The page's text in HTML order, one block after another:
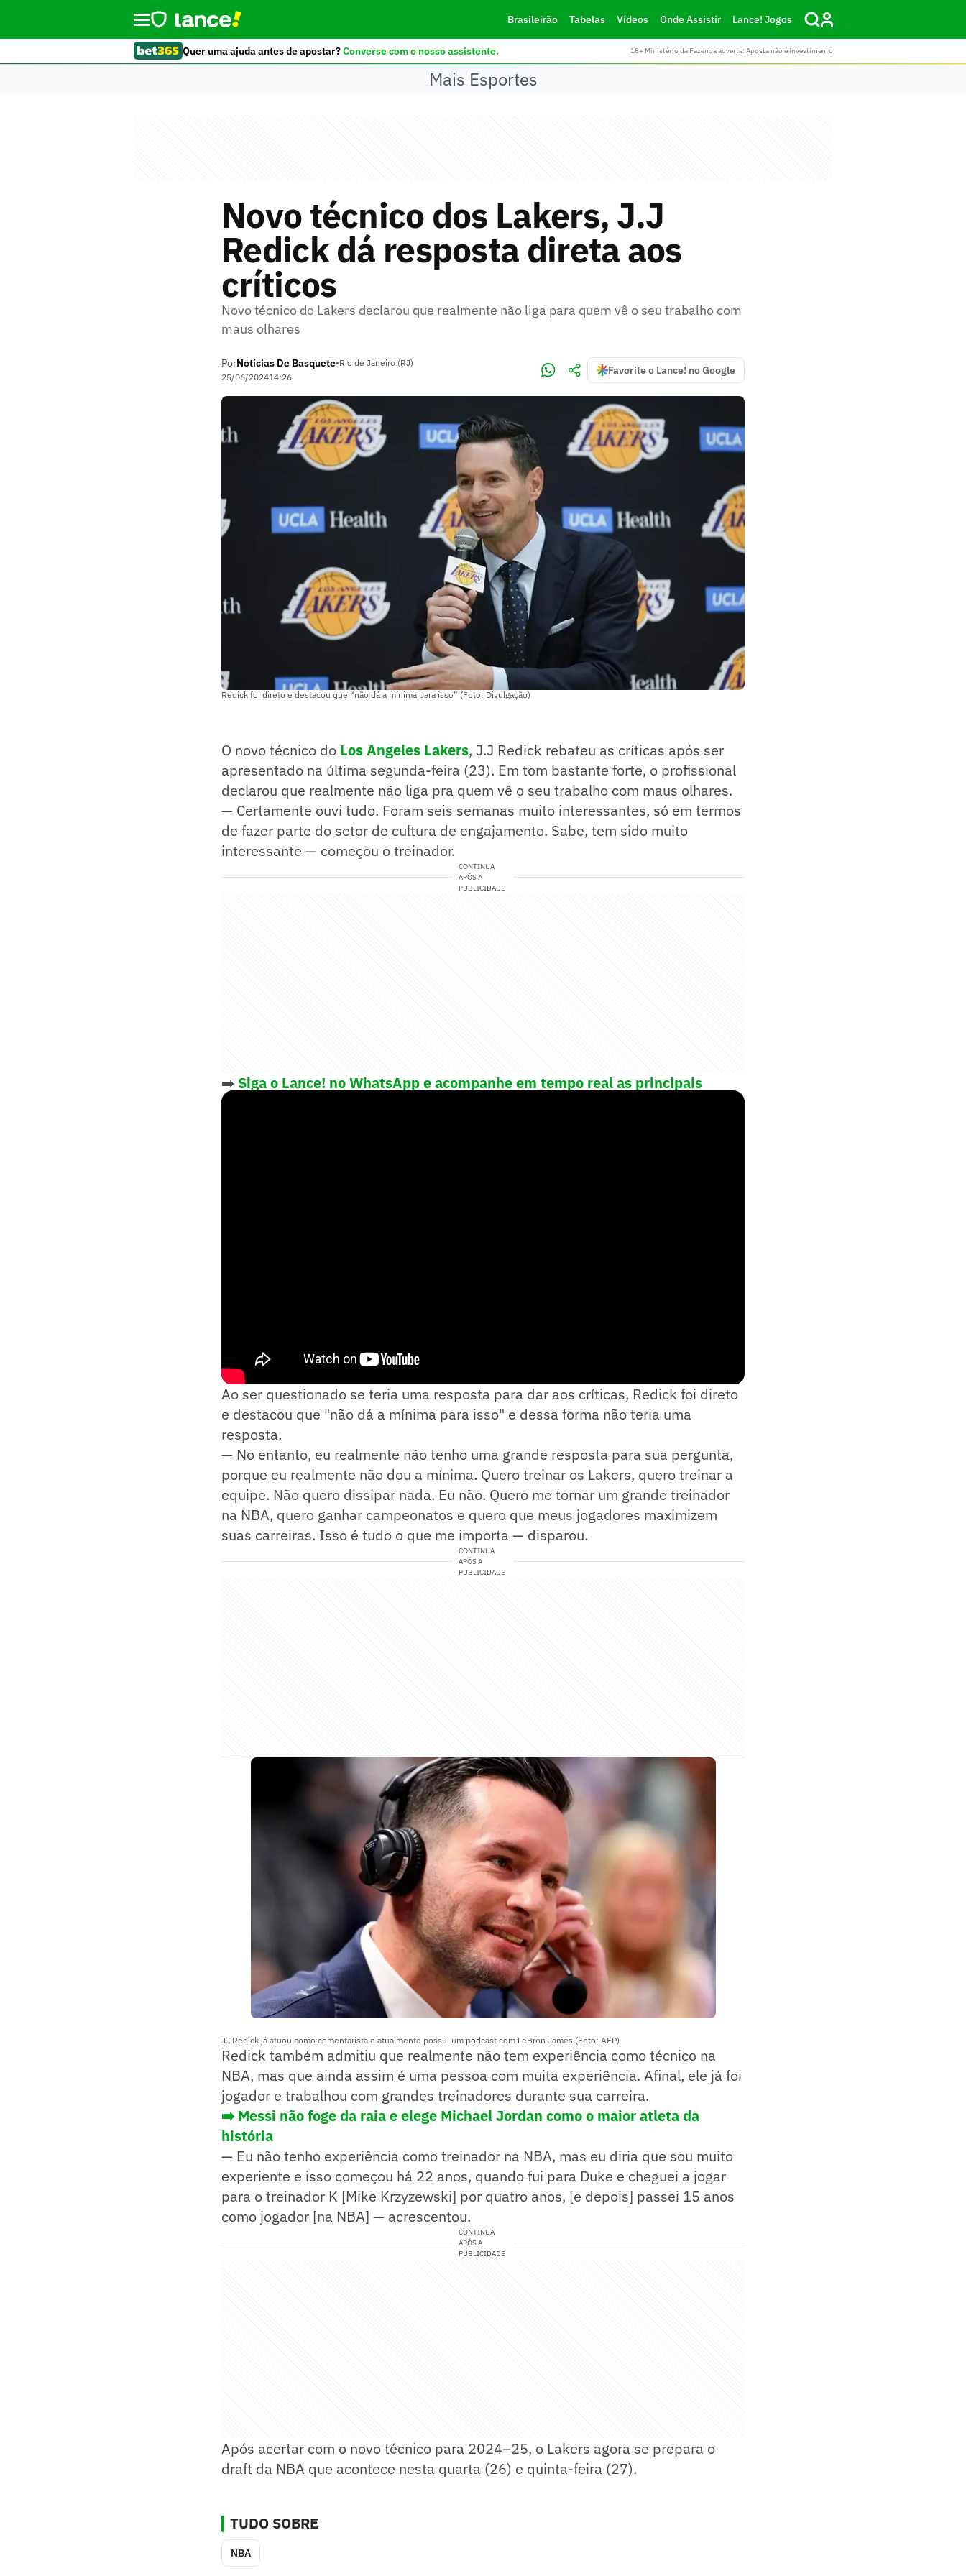
Brasileirão Tabelas Vídeos Onde Assistir Lance! Jogos
Quer uma ajuda antes de apostar?Converse com o nosso assistente. 18+ Ministério da Fazenda adverte: Aposta não é investimento
Mais Esportes
Novo técnico dos Lakers, J.J
Redick dá resposta direta aos
críticos
Novo técnico do Lakers declarou que realmente não liga para quem vê o seu trabalho com
maus olhares
PorNotícias De Basquete•Rio de Janeiro (RJ)
25/06/202414:26
Favorite o Lance! no Google
Redick foi direto e destacou que “não dá a mínima para isso” (Foto: Divulgação)
O novo técnico do Los Angeles Lakers, J.J Redick rebateu as críticas após ser
apresentado na última segunda-feira (23). Em tom bastante forte, o profissional
declarou que realmente não liga pra quem vê o seu trabalho com maus olhares.
— Certamente ouvi tudo. Foram seis semanas muito interessantes, só em termos
de fazer parte do setor de cultura de engajamento. Sabe, tem sido muito
interessante — começou o treinador.
CONTINUA
APÓS A
PUBLICIDADE
➡️ Siga o Lance! no WhatsApp e acompanhe em tempo real as principais
notícias do esporte
Ao ser questionado se teria uma resposta para dar aos críticas, Redick foi direto
e destacou que "não dá a mínima para isso" e dessa forma não teria uma
resposta.
— No entanto, eu realmente não tenho uma grande resposta para sua pergunta,
porque eu realmente não dou a mínima. Quero treinar os Lakers, quero treinar a
equipe. Não quero dissipar nada. Eu não. Quero me tornar um grande treinador
na NBA, quero ganhar campeonatos e quero que meus jogadores maximizem
suas carreiras. Isso é tudo o que me importa — disparou.
CONTINUA
APÓS A
PUBLICIDADE
JJ Redick já atuou como comentarista e atualmente possui um podcast com LeBron James (Foto: AFP)
Redick também admitiu que realmente não tem experiência como técnico na
NBA, mas que ainda assim é uma pessoa com muita experiência. Afinal, ele já foi
jogador e trabalhou com grandes treinadores durante sua carreira.
➡️ Messi não foge da raia e elege Michael Jordan como o maior atleta da
história
— Eu não tenho experiência como treinador na NBA, mas eu diria que sou muito
experiente e isso começou há 22 anos, quando fui para Duke e cheguei a jogar
para o treinador K [Mike Krzyzewski] por quatro anos, [e depois] passei 15 anos
como jogador [na NBA] — acrescentou.
CONTINUA
APÓS A
PUBLICIDADE
Após acertar com o novo técnico para 2024–25, o Lakers agora se prepara o
draft da NBA que acontece nesta quarta (26) e quinta-feira (27).
TUDO SOBRE
NBA